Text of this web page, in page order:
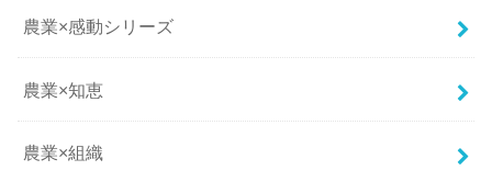
農業×感動シリーズ
農業×知恵
農業×組織